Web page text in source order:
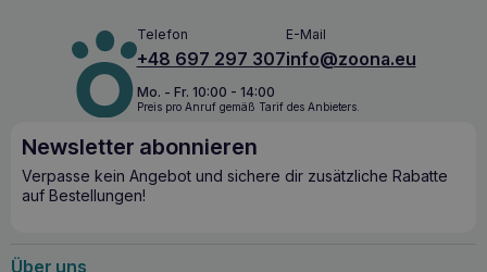
Grüntee-Extrakt lindert Infektionen, hemmt die
Vermehrung von Bakterien und fördert die Gesundheit
des Zahnfleisches, was zu einer besseren
Zahngesundheit beiträgt.
Reduzierung von Zahnstein:Natürliche abrasive
und Zahnstein, polieren die Zähne und glätten ihre
Oberfläche.
Telefon
+48 697 297 307
E-Mail
info@zoona.eu
Mo. - Fr. 10:00 - 14:00
Preis pro Anruf gemäß Tarif des Anbieters.
Newsletter abonnieren
Verpasse kein Angebot und sichere dir zusätzliche Rabatte
auf Bestellungen!
Über uns